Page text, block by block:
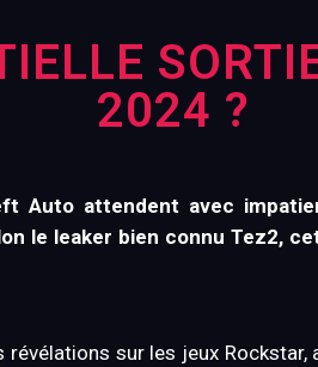
2024 ?
Auto attendent avec
le leaker bien connu Tez2,
sur les jeux Rockstar,